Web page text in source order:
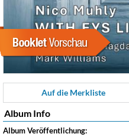
Auf die Merkliste
Album Info
Album Veröffentlichung: